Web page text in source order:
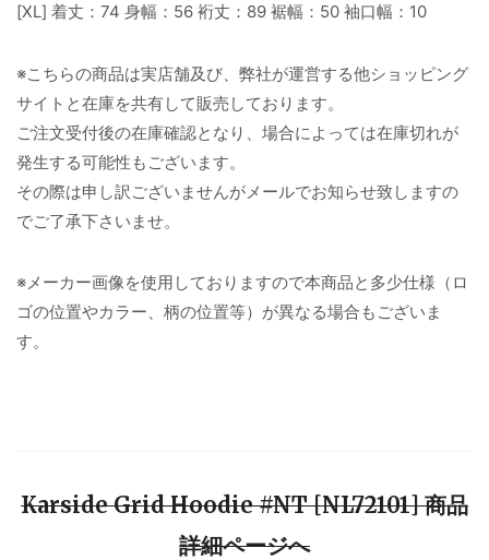
[XL] 着丈：74 身幅：56 裄丈：89 裾幅：50 袖口幅：10
※こちらの商品は実店舗及び、弊社が運営する他ショッピング
サイトと在庫を共有して販売しております。
ご注文受付後の在庫確認となり、場合によっては在庫切れが
発生する可能性もございます。
その際は申し訳ございませんがメールでお知らせ致しますの
でご了承下さいませ。
※メーカー画像を使用しておりますので本商品と多少仕様（ロ
ゴの位置やカラー、柄の位置等）が異なる場合もございま
す。
Karside Grid Hoodie #NT [NL72101] 商品
詳細ページへ